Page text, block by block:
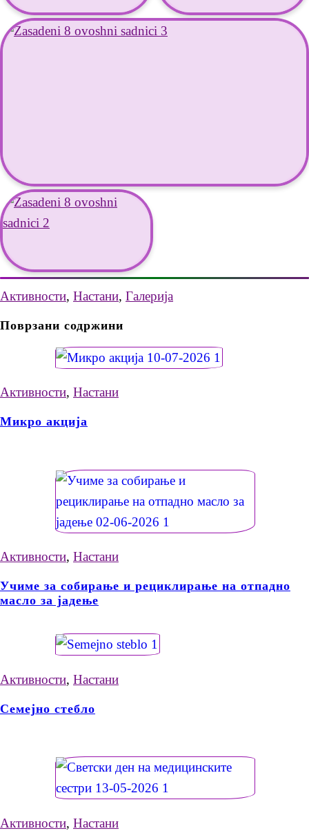
Активности, Настани, Галерија
Поврзани содржини
Активности, Настани
Микро акција
Активности, Настани
Учиме за собирање и рециклирање на отпадно
масло за јадење
Активности, Настани
Семејно стебло
Активности, Настани